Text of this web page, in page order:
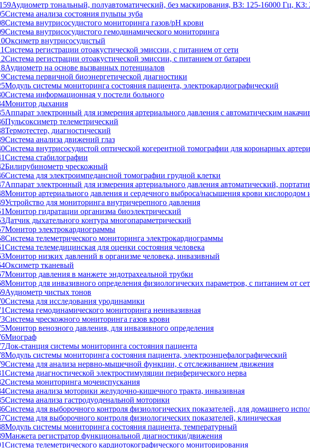
Аудиометр тональный, полуавтоматический, без маскирования, ВЗ: 125-16000 Гц, КЗ:
Система анализа состояния пульпы зуба
Система внутрисосудистого мониторинга газов/рН крови
Система внутрисосудистого гемодинамического мониторинга
Оксиметр внутрисосудистый
Система регистрации отоакустической эмиссии, с питанием от сети
Система регистрации отоакустической эмиссии, с питанием от батареи
Аудиометр на основе вызванных потенциалов
Система первичной биоэнергетической диагностики
Модуль системы мониторинга состояния пациента, электрокардиографический
Система информационная у постели больного
Монитор дыхания
Аппарат электронный для измерения артериального давления с автоматическим
Пульсоксиметр телеметрический
Термотестер, диагностический
Система анализа движений глаз
Система внутрисосудистой оптической когерентной томографии для коронарных
Система стабилографии
Билирубинометр чрескожный
Система для электроимпедансной томографии грудной клетки
Аппарат электронный для измерения артериального давления автоматический,
Монитор артериального давления и сердечного выброса/насыщения крови кислородом
Устройство для мониторинга внутричерепного давления
Монитор гидратации организма биоэлектрический
Датчик дыхательного контура многопараметрический
Монитор электрокардиограммы
Система телеметрического мониторинга электрокардиограммы
Система телемедицинская для оценки состояния человека
Монитор низких давлений в организме человека, инвазивный
Оксиметр тканевый
Монитор давления в манжете эндотрахеальной трубки
Монитор для инвазивного определения физиологических параметров, с питанием от
Аудиометр чистых тонов
Система для исследования уродинамики
Система гемодинамического мониторинга неинвазивная
Система чрескожного мониторинга газов крови
Монитор венозного давления, для инвазивного определения
Миограф
Док-станция системы мониторинга состояния пациента
Модуль системы мониторинга состояния пациента, электроэнцефалографический
Система для анализа нервно-мышечной функции, с отслеживанием движения
Система диагностической электростимуляции периферического нерва
Система мониторинга мочеиспускания
Система анализа моторики желудочно-кишечного тракта, инвазивная
Система анализа гастродуоденальной моторики
Система для выборочного контроля физиологических показателей, для домашнего
Система для выборочного контроля физиологических показателей, клиническая
Модуль системы мониторинга состояния пациента, температурный
Манжета регистратор функциональной диагностики/движения
Система телеметрического кардиотокографического мониторирования